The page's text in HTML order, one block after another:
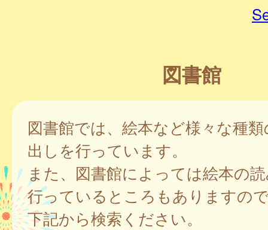
図書館
図書館では、絵本など様々な種
出しを行っています。
また、図書館によっては絵本の
行っているところもありますの
下記から検索ください。